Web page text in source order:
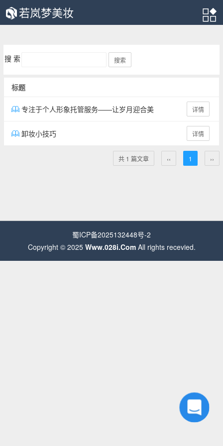
若岚梦美妆
搜 索 搜索
标题
专注于个人形象托管服务——让岁月迎合美 详情
卸妆小技巧 详情
共 1 篇文章 ‹‹ 1 ››
蜀ICP备2025132448号-2
Copyright © 2025 Www.028i.ComAll rights recevied.